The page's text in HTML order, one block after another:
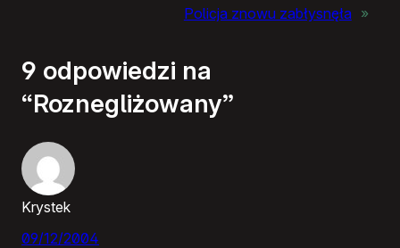
Policja znowu zabłysnęła »
9 odpowiedzi na
“Roznegliżowany”
Krystek
09/12/2004